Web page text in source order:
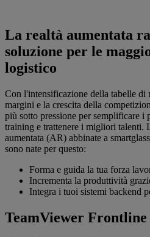
La realtà aumentata
soluzione per le
logistico
Con l'intensificazione della tabelle di
margini e la crescita della
più sotto pressione per semplificare i
training e trattenere i migliori talenti.
aumentata (AR) abbinate a
sono nate per questo:
Forma e guida la tua forza
Incrementa la produttività
Integra i tuoi sistemi backend
TeamViewer Frontline